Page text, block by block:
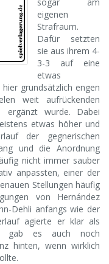
eigenen
Strafraum.
Dafür setzten
sie aus ihrem 4-
3-3 auf eine
etwas
grundsätzlich engen
weit aufrückenden
ergänzt wurde. Dabei
etwas höher und
der gegnerischen
und die Anordnung
nicht immer sauber
anpassten, einer der
Stellungen häufig
von Hernández
Dehli anfangs wie der
agierte er klar als
gab es auch noch
hinten, wenn wirklich